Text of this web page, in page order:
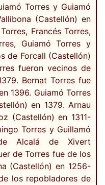
Torres y Guiamó
(Castellón) en
Francés Torres,
Guiamó Torres y
de Forcall (Castellón)
fueron vecinos de
Bernat Torres fue
1396. Guiamó Torres
en 1379. Arnau
(Castellón) en 1311-
Torres y Guillamó
Alcalá de Xivert
de Torres fue de los
(Castellón) en 1256-
los repobladores de